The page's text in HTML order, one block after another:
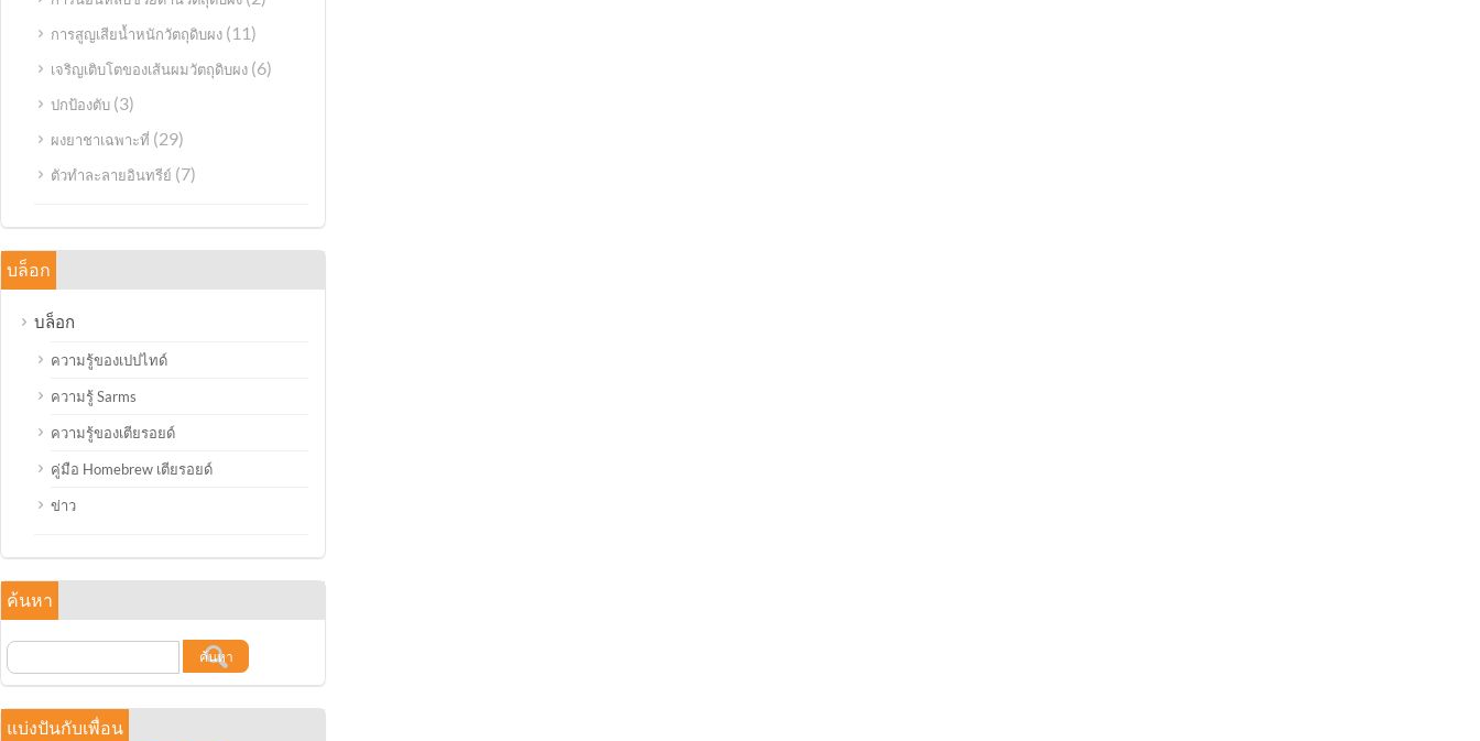
การสูญเสียน้ำหนักวัตถุดิบผง (11)
เจริญเติบโตของเส้นผมวัตถุดิบผง (6)
ปกป้องตับ (3)
ผงยาชาเฉพาะที่ (29)
ตัวทำละลายอินทรีย์ (7)
บล็อก
บล็อก
ความรู้ของเปปไทด์
ความรู้ Sarms
ความรู้ของเตียรอยด์
คู่มือ Homebrew เตียรอยด์
ข่าว
ค้นหา
แบ่งปันกับเพื่อน